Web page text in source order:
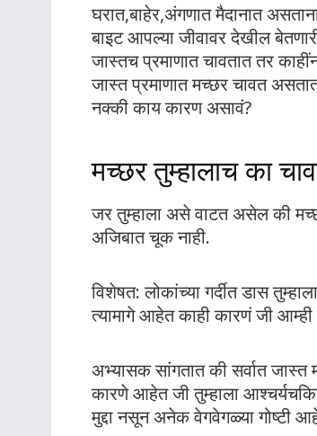
घरात,बाहेर,अंगणात मैदानात
बाइट आपल्या जीवावर देखील
जास्तच प्रमाणात चावतात तर
जास्त प्रमाणात मच्छर चावत
नक्की काय कारण असावं?
मच्छर तुम्हालाच का
जर तुम्हाला असे वाटत असेल की
अजिबात चूक नाही.
विशेषत: लोकांच्या गर्दीत डास
त्यामागे आहेत काही कारणं जी आम्ही
अभ्यासक सांगतात की सर्वात
कारणे आहेत जी तुम्हाला
मुद्दा नसून अनेक वेगवेगळ्या गोष्टी